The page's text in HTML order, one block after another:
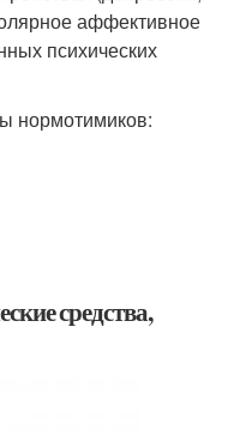
аффективное
психических
нормотимиков:
средства,